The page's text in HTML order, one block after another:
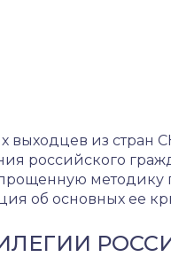
выходцев из стран
российского
методику
об основных ее